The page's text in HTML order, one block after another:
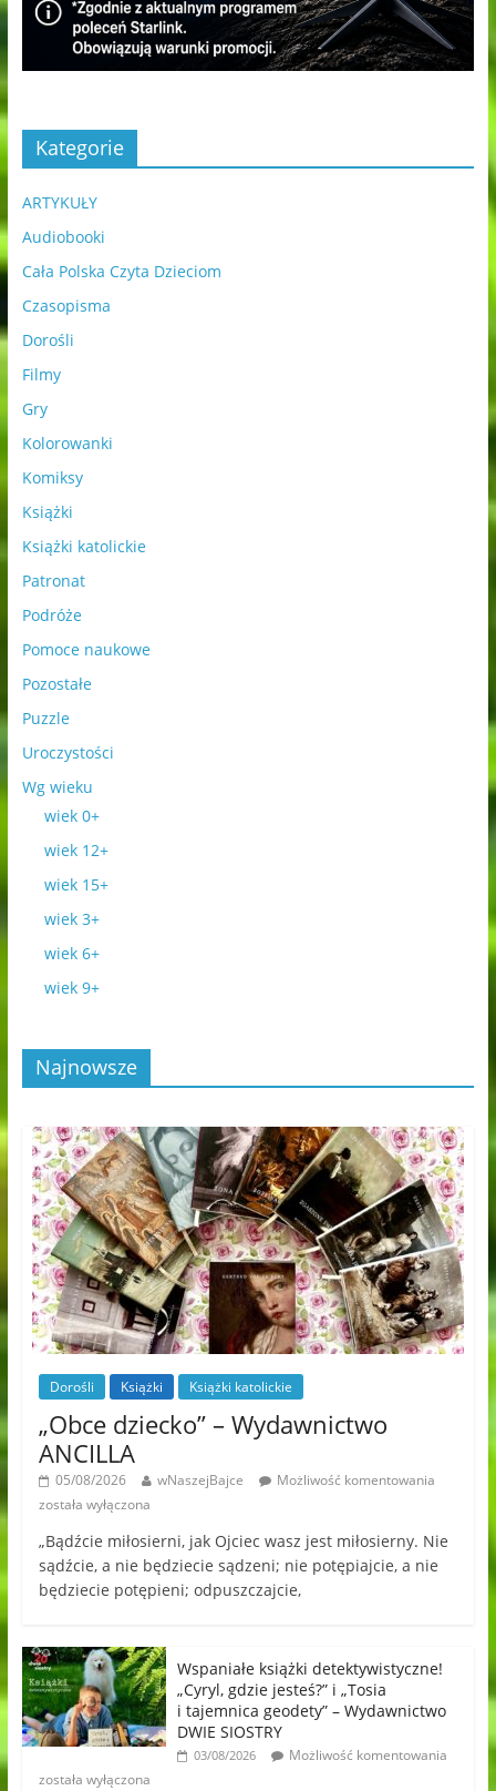
Kategorie
ARTYKUŁY
Audiobooki
Cała Polska Czyta Dzieciom
Czasopisma
Dorośli
Filmy
Gry
Kolorowanki
Komiksy
Książki
Książki katolickie
Patronat
Podróże
Pomoce naukowe
Pozostałe
Puzzle
Uroczystości
Wg wieku
wiek 0+
wiek 12+
wiek 15+
wiek 3+
wiek 6+
wiek 9+
Najnowsze
Dorośli Książki Książki katolickie
„Obce dziecko” – Wydawnictwo
ANCILLA
05/08/2026 wNaszejBajce
Możliwość komentowania
została wyłączona
„Bądźcie miłosierni, jak Ojciec wasz jest miłosierny. Nie
sądźcie, a nie będziecie sądzeni; nie potępiajcie, a nie
będziecie potępieni; odpuszczajcie,
Wspaniałe książki detektywistyczne!
„Cyryl, gdzie jesteś?” i „Tosia
i tajemnica geodety” – Wydawnictwo
DWIE SIOSTRY
03/08/2026
Możliwość komentowania
została wyłączona